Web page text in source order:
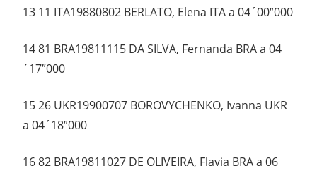
13 11 ITA19880802 BERLATO, Elena ITA a 04´00″000
14 81 BRA19811115 DA SILVA, Fernanda BRA a 04
´17″000
15 26 UKR19900707 BOROVYCHENKO, Ivanna UKR
a 04´18″000
16 82 BRA19811027 DE OLIVEIRA, Flavia BRA a 06